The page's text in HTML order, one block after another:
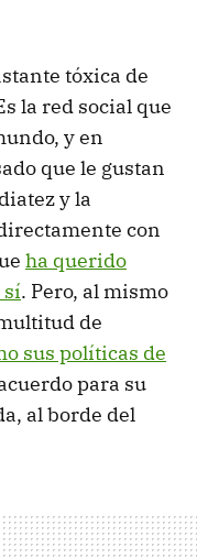
tóxica de
la red social que
y en
que le gustan
y la
con
ha querido
sí. Pero, al mismo
de
sus políticas de
para su
al borde del